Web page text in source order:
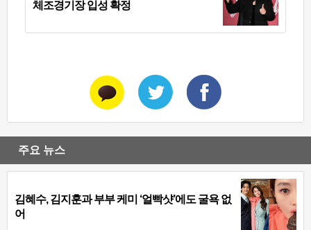
체조경기장 입성 확정
주요 뉴스
김혜수, 김지훈과 부부 케미 ‘얼빡샷’에도 굴욕 없
어